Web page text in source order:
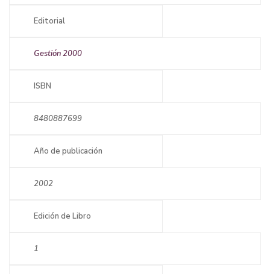
Editorial
Gestión 2000
ISBN
8480887699
Año de publicación
2002
Edición de Libro
1